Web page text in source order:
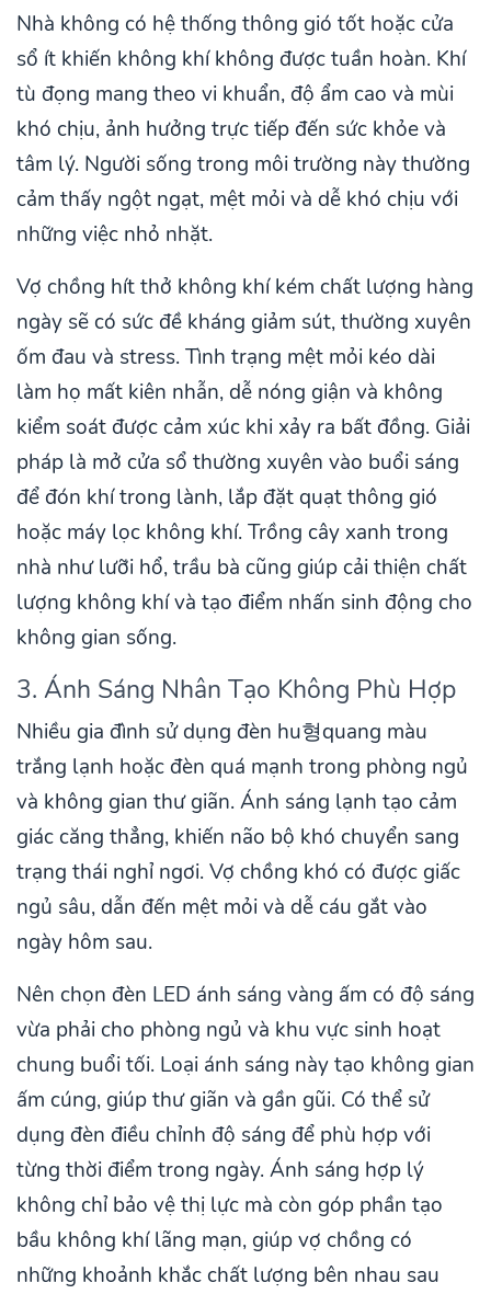
Nhà không có hệ thống thông gió tốt hoặc cửa
sổ ít khiến không khí không được tuần hoàn. Khí
tù đọng mang theo vi khuẩn, độ ẩm cao và mùi
khó chịu, ảnh hưởng trực tiếp đến sức khỏe và
tâm lý. Người sống trong môi trường này thường
cảm thấy ngột ngạt, mệt mỏi và dễ khó chịu với
những việc nhỏ nhặt.
Vợ chồng hít thở không khí kém chất lượng hàng
ngày sẽ có sức đề kháng giảm sút, thường xuyên
ốm đau và stress. Tình trạng mệt mỏi kéo dài
làm họ mất kiên nhẫn, dễ nóng giận và không
kiểm soát được cảm xúc khi xảy ra bất đồng. Giải
pháp là mở cửa sổ thường xuyên vào buổi sáng
để đón khí trong lành, lắp đặt quạt thông gió
hoặc máy lọc không khí. Trồng cây xanh trong
nhà như lưỡi hổ, trầu bà cũng giúp cải thiện chất
lượng không khí và tạo điểm nhấn sinh động cho
không gian sống.
3. Ánh Sáng Nhân Tạo Không Phù Hợp
Nhiều gia đình sử dụng đèn hu형quang màu
trắng lạnh hoặc đèn quá mạnh trong phòng ngủ
và không gian thư giãn. Ánh sáng lạnh tạo cảm
giác căng thẳng, khiến não bộ khó chuyển sang
trạng thái nghỉ ngơi. Vợ chồng khó có được giấc
ngủ sâu, dẫn đến mệt mỏi và dễ cáu gắt vào
ngày hôm sau.
Nên chọn đèn LED ánh sáng vàng ấm có độ sáng
vừa phải cho phòng ngủ và khu vực sinh hoạt
chung buổi tối. Loại ánh sáng này tạo không gian
ấm cúng, giúp thư giãn và gần gũi. Có thể sử
dụng đèn điều chỉnh độ sáng để phù hợp với
từng thời điểm trong ngày. Ánh sáng hợp lý
không chỉ bảo vệ thị lực mà còn góp phần tạo
bầu không khí lãng mạn, giúp vợ chồng có
những khoảnh khắc chất lượng bên nhau sau